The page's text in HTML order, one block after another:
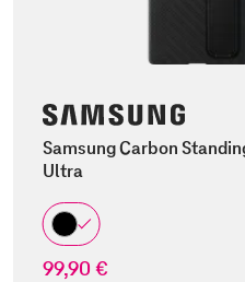
Samsung Carbon
Ultra
99,90 €